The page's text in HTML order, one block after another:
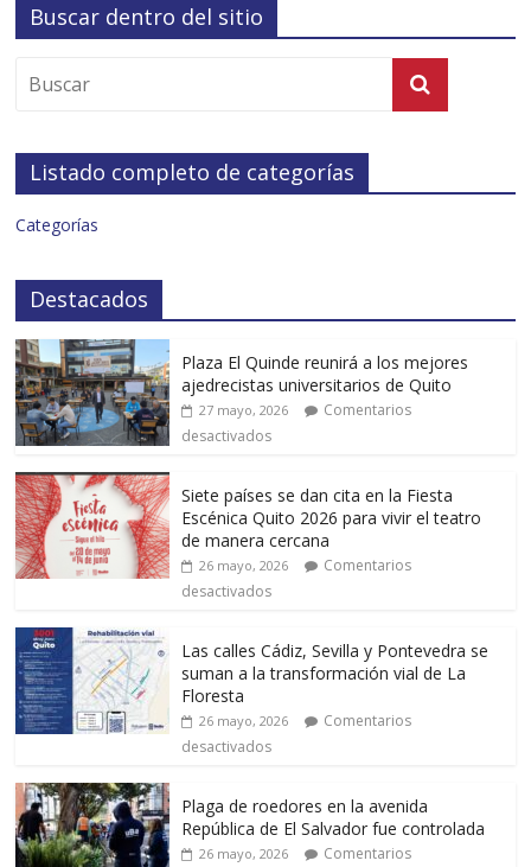
Buscar dentro del sitio
Listado completo de categorías
Categorías
Destacados
Plaza El Quinde reunirá a los mejores
ajedrecistas universitarios de Quito
27 mayo, 2026
Comentarios
desactivados
Siete países se dan cita en la Fiesta
Escénica Quito 2026 para vivir el teatro
de manera cercana
26 mayo, 2026
Comentarios
desactivados
Las calles Cádiz, Sevilla y Pontevedra se
suman a la transformación vial de La
Floresta
26 mayo, 2026
Comentarios
desactivados
Plaga de roedores en la avenida
República de El Salvador fue controlada
26 mayo, 2026
Comentarios